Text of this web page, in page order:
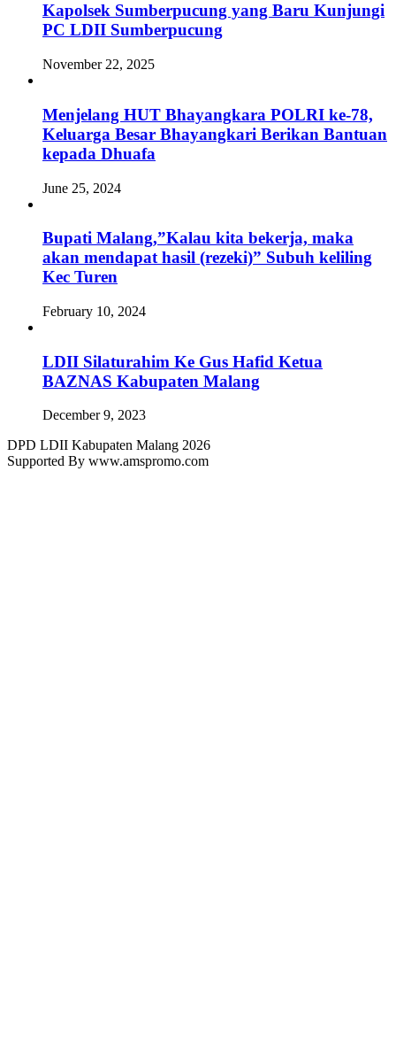
Kapolsek Sumberpucung yang Baru Kunjungi
PC LDII Sumberpucung
November 22, 2025
Menjelang HUT Bhayangkara POLRI ke-78,
Keluarga Besar Bhayangkari Berikan Bantuan
kepada Dhuafa
June 25, 2024
Bupati Malang,”Kalau kita bekerja, maka
akan mendapat hasil (rezeki)” Subuh keliling
Kec Turen
February 10, 2024
LDII Silaturahim Ke Gus Hafid Ketua
BAZNAS Kabupaten Malang
December 9, 2023
DPD LDII Kabupaten Malang 2026
Supported By www.amspromo.com